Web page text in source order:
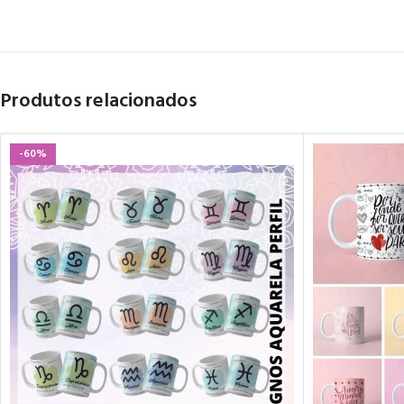
Produtos relacionados
-60%